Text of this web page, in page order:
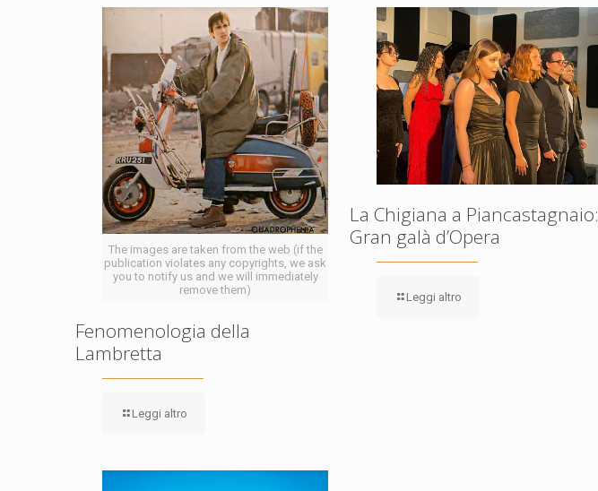
The images are taken from the web (if the
publication violates any copyrights, we ask
you to notify us and we will immediately
remove them)
Fenomenologia della
Lambretta
Leggi altro
La Chigiana a Piancastagnaio:
Gran galà d’Opera
Leggi altro